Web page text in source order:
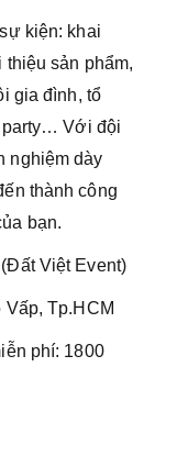
kiện: khai
sản phẩm,
gia đình, tổ
party… Với đội
nghiệm dày
thành công
bạn.
Việt Event)
Tp.HCM
phí: 1800